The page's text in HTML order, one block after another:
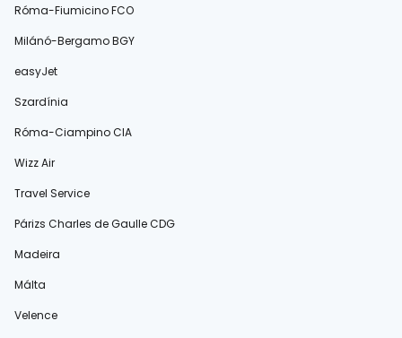
Róma-Fiumicino FCO
Milánó-Bergamo BGY
easyJet
Szardínia
Róma-Ciampino CIA
Wizz Air
Travel Service
Párizs Charles de Gaulle CDG
Madeira
Málta
Velence